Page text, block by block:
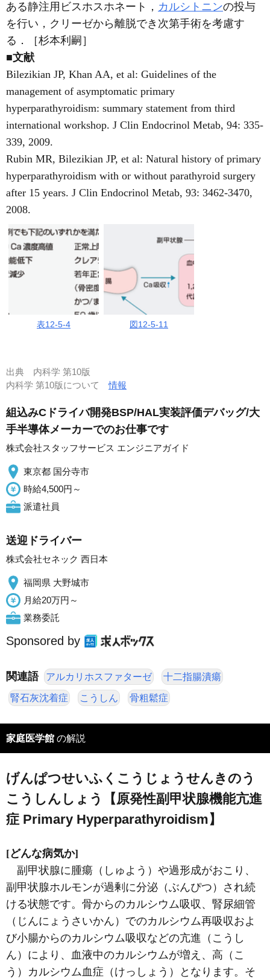
ある静注用ビスホスホネート， カルシトニンの投与
を行い，クリーゼから離脱でき次第手術を考慮す
る．［杉本利嗣］
■文献
Bilezikian JP, Khan AA, et al: Guidelines of the
management of asymptomatic primary
hyperparathyroidism: summary statement from third
international workshop. J Clin Endocrinol Metab, 94: 335-
339, 2009.
Rubin MR, Bilezikian JP, et al: Natural history of primary
hyperparathyroidism with or without parathyroid surgery
after 15 years. J Clin Endocrinol Metab, 93: 3462-3470,
2008.
表12-5-4 図12-5-11
出典 内科学 第10版
内科学 第10版について情報
組込みCドライバ開発BSP/HAL実装評価デバッグ/大
手半導体メーカーでのお仕事です
株式会社スタッフサービス エンジニアガイド
東京都 国分寺市
時給4,500円～
派遣社員
送迎ドライバー
株式会社セネック 西日本
福岡県 大野城市
月給20万円～
業務委託
Sponsored by
関連語 アルカリホスファターゼ 十二指腸潰瘍
腎石灰沈着症 こうしん 骨粗鬆症
家庭医学館 の解説
げんぱつせいふくこうじょうせんきのう
こうしんしょう【原発性副甲状腺機能亢進
症 Primary Hyperparathyroidism】
[どんな病気か]
副甲状腺に腫瘍（しゅよう）や過形成がおこり、
副甲状腺ホルモンが過剰に分泌（ぶんぴつ）され続
ける状態です。骨からのカルシウム吸収、腎尿細管
（じんにょうさいかん）でのカルシウム再吸収およ
び小腸からのカルシウム吸収などの亢進（こうし
ん）により、血液中のカルシウムが増え、高（こ
う）カルシウム血症（けっしょう）となります。そ